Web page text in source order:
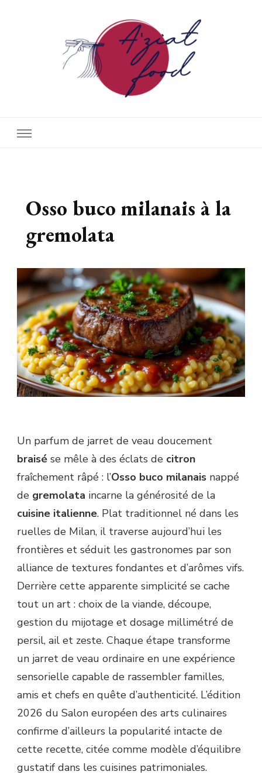
Osso buco milanais à la
gremolata
Un parfum de jarret de veau doucement
braisé se mêle à des éclats de citron
fraîchement râpé : l’Osso buco milanais nappé
de gremolata incarne la générosité de la
cuisine italienne. Plat traditionnel né dans les
ruelles de Milan, il traverse aujourd’hui les
frontières et séduit les gastronomes par son
alliance de textures fondantes et d’arômes vifs.
Derrière cette apparente simplicité se cache
tout un art : choix de la viande, découpe,
gestion du mijotage et dosage millimétré de
persil, ail et zeste. Chaque étape transforme
un jarret de veau ordinaire en une expérience
sensorielle capable de rassembler familles,
amis et chefs en quête d’authenticité. L’édition
2026 du Salon européen des arts culinaires
confirme d’ailleurs la popularité intacte de
cette recette, citée comme modèle d’équilibre
gustatif dans les cuisines patrimoniales.